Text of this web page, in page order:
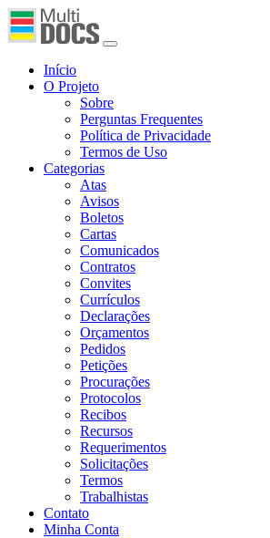
Início
O Projeto
Sobre
Perguntas Frequentes
Política de Privacidade
Termos de Uso
Categorias
Atas
Avisos
Boletos
Cartas
Comunicados
Contratos
Convites
Currículos
Declarações
Orçamentos
Pedidos
Petições
Procurações
Protocolos
Recibos
Recursos
Requerimentos
Solicitações
Termos
Trabalhistas
Contato
Minha Conta